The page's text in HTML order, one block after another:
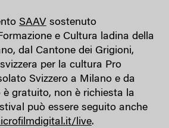
SAAV sostenuto
e Cultura ladina della
dal Cantone dei Grigioni,
per la cultura Pro
Svizzero a Milano e da
è gratuito, non è richiesta la
può essere seguito anche
live.